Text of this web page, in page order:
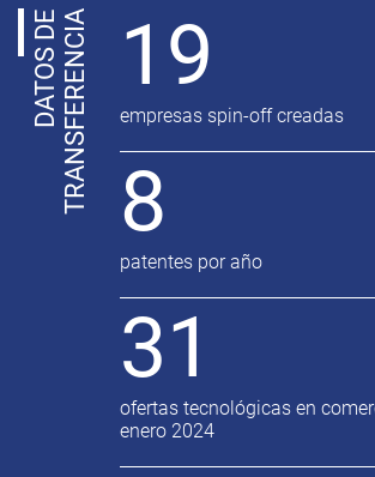
D
A
T
O
S
D
E
T
R
A
N
S
F
E
R
E
N
C
IA 19
empresas spin-off creadas
8
patentes por año
31
ofertas tecnológicas en
enero 2024